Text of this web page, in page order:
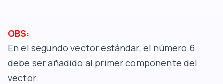
OBS:
En el segundo vector estándar, el número 6
debe ser añadido al primer componente del
vector.